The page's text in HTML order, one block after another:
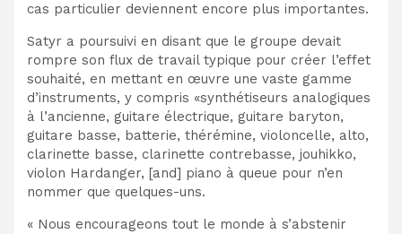
cas particulier deviennent encore plus importantes.
Satyr a poursuivi en disant que le groupe devait
rompre son flux de travail typique pour créer l’effet
souhaité, en mettant en œuvre une vaste gamme
d’instruments, y compris «synthétiseurs analogiques
à l’ancienne, guitare électrique, guitare baryton,
guitare basse, batterie, thérémine, violoncelle, alto,
clarinette basse, clarinette contrebasse, jouhikko,
violon Hardanger, [and] piano à queue pour n’en
nommer que quelques-uns.
« Nous encourageons tout le monde à s’abstenir